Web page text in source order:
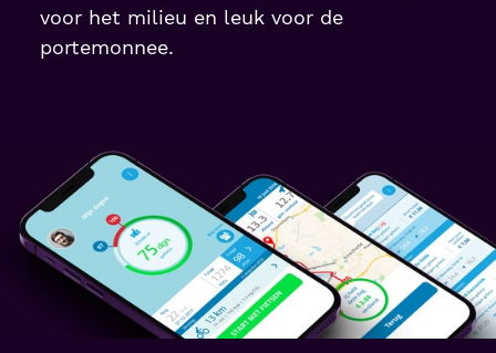
voor het milieu en leuk voor de
portemonnee.